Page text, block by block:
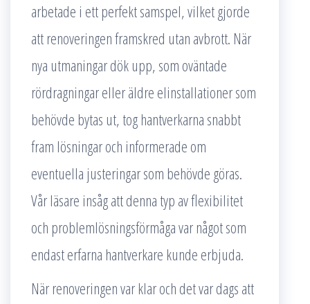
arbetade i ett perfekt samspel, vilket gjorde
att renoveringen framskred utan avbrott. När
nya utmaningar dök upp, som oväntade
rördragningar eller äldre elinstallationer som
behövde bytas ut, tog hantverkarna snabbt
fram lösningar och informerade om
eventuella justeringar som behövde göras.
Vår läsare insåg att denna typ av flexibilitet
och problemlösningsförmåga var något som
endast erfarna hantverkare kunde erbjuda.
När renoveringen var klar och det var dags att